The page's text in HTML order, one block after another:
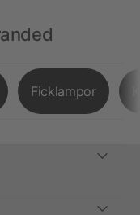
Ficklampor